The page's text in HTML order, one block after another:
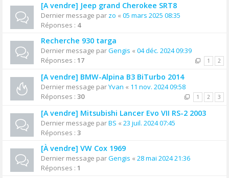
[A vendre] Jeep grand Cherokee SRT8
Dernier message par zo « 05 mars 2025 08:35
Réponses : 4
Recherche 930 targa
Dernier message parGengis « 04 déc. 2024 09:39
Réponses : 17 1 2
[A vendre] BMW-Alpina B3 BiTurbo 2014
Dernier message parYvan « 11 nov. 2024 09:58
Réponses : 30 1 2 3
[A vendre] Mitsubishi Lancer Evo VII RS-2 2003
Dernier message parBS « 23 juil. 2024 07:45
Réponses : 3
[À vendre] VW Cox 1969
Dernier message parGengis « 28 mai 2024 21:36
Réponses : 1